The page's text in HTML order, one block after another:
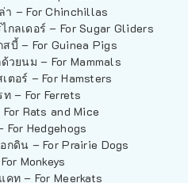
– For Chinchillas
กลเดอร์ – For Sugar Gliders
บี้ – For Guinea Pigs
วยนม – For Mammals
ตอร์ – For Hamsters
ท – For Ferrets
Rats and Mice
For Hedgehogs
กดิน – For Prairie Dogs
Monkeys
คท – For Meerkats